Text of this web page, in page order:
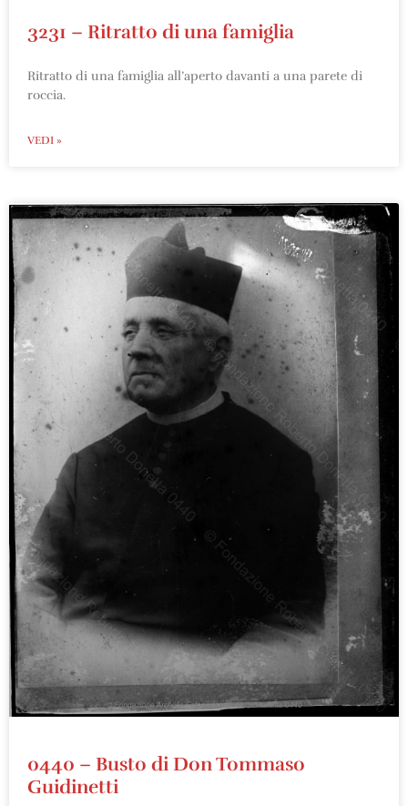
3231 – Ritratto di una famiglia
Ritratto di una famiglia all’aperto davanti a una parete di
roccia.
VEDI »
0440 – Busto di Don Tommaso
Guidinetti